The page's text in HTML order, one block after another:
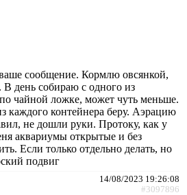
сообщение. Кормлю овсянкой,
день собираю с одного из
чайной ложке, может чуть меньше.
каждого контейнера беру. Аэрацию
не дошли руки. Протоку, как у
аквариумы открытые и без
Если только отдельно делать, но
подвиг
14/08/2023 19:26:08
#3097896